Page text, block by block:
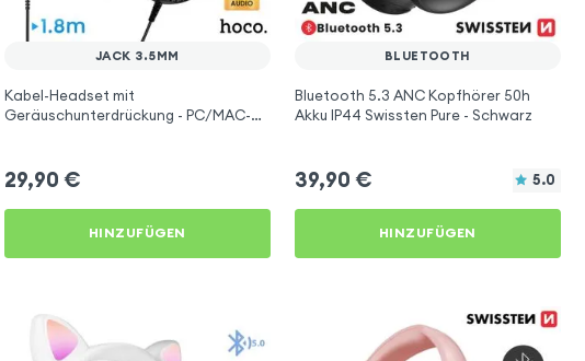
JACK 3.5MM
Kabel-Headset mit
Geräuschunterdrückung - PC/MAC-
29,90 €
HINZUFÜGEN
BLUETOOTH
Bluetooth 5.3 ANC Kopfhörer 50h
Akku IP44 Swissten Pure - Schwarz
39,90 € 5.0
HINZUFÜGEN